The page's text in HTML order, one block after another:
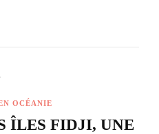
OCÉANIE
ÎLES FIDJI, UNE